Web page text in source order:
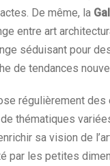
De même, la
entre art
séduisant pour
de tendances
régulièrement des
thématiques
sa vision de
par les petites